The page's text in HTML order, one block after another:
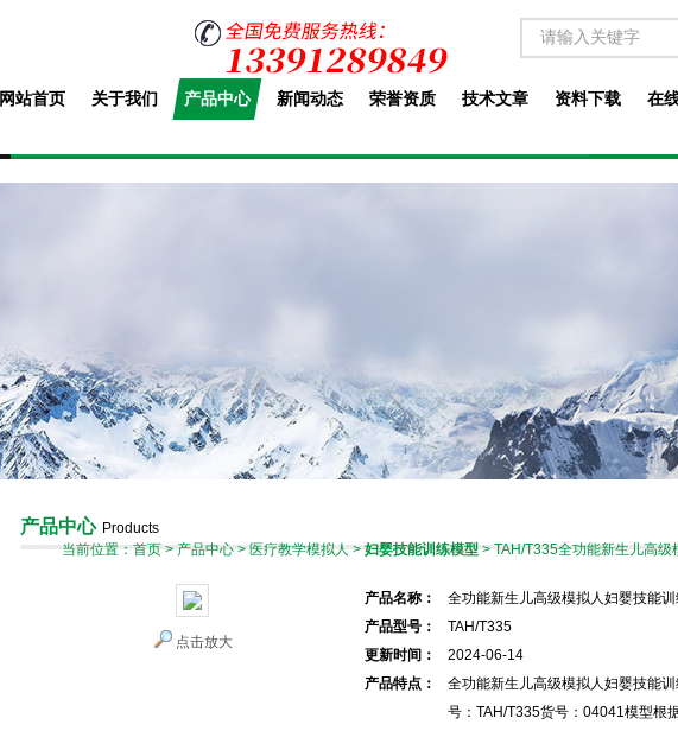
网站首页 关于我们 产品中心 新闻动态 荣誉资质 技术文章 资料下载 在
产品中心 Products
当前位置：首页>产品中心>医疗教学模拟人>妇婴技能训练模型> TAH/T335全功能新生儿高级
点击放大
产品名称：
全功能新生儿高级模拟人妇婴技能训
产品型号：
TAH/T335
更新时间：
2024-06-14
产品特点：
全功能新生儿高级模拟人妇婴技能
号：TAH/T335货号：04041模型根